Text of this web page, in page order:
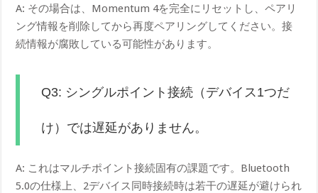
A: その場合は、Momentum 4を完全にリセットし、ペアリ
ング情報を削除してから再度ペアリングしてください。接
続情報が腐敗している可能性があります。
Q3: シングルポイント接続（デバイス1つだ
け）では遅延がありません。
A: これはマルチポイント接続固有の課題です。Bluetooth
5.0の仕様上、2デバイス同時接続時は若干の遅延が避けられ